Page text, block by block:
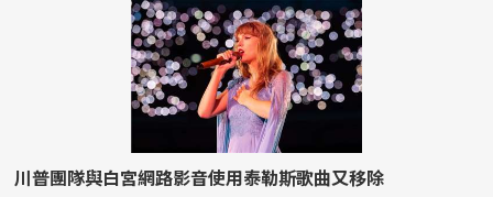
川普團隊與白宮網路影音使用泰勒斯歌曲又移除